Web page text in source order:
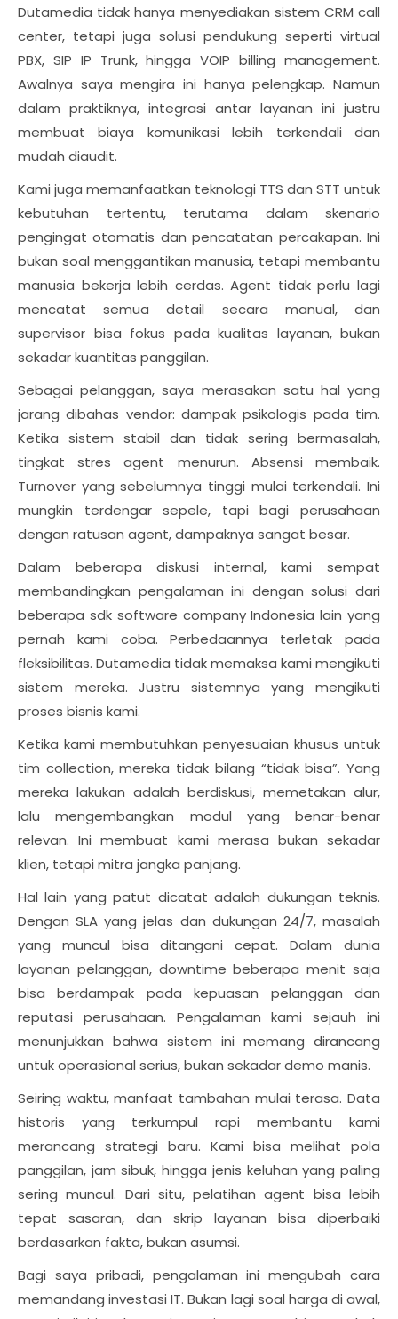
Dutamedia tidak hanya menyediakan sistem CRM call
center, tetapi juga solusi pendukung seperti virtual
PBX, SIP IP Trunk, hingga VOIP billing management.
Awalnya saya mengira ini hanya pelengkap. Namun
dalam praktiknya, integrasi antar layanan ini justru
membuat biaya komunikasi lebih terkendali dan
mudah diaudit.
Kami juga memanfaatkan teknologi TTS dan STT untuk
kebutuhan tertentu, terutama dalam skenario
pengingat otomatis dan pencatatan percakapan. Ini
bukan soal menggantikan manusia, tetapi membantu
manusia bekerja lebih cerdas. Agent tidak perlu lagi
mencatat semua detail secara manual, dan
supervisor bisa fokus pada kualitas layanan, bukan
sekadar kuantitas panggilan.
Sebagai pelanggan, saya merasakan satu hal yang
jarang dibahas vendor: dampak psikologis pada tim.
Ketika sistem stabil dan tidak sering bermasalah,
tingkat stres agent menurun. Absensi membaik.
Turnover yang sebelumnya tinggi mulai terkendali. Ini
mungkin terdengar sepele, tapi bagi perusahaan
dengan ratusan agent, dampaknya sangat besar.
Dalam beberapa diskusi internal, kami sempat
membandingkan pengalaman ini dengan solusi dari
beberapa sdk software company Indonesia lain yang
pernah kami coba. Perbedaannya terletak pada
fleksibilitas. Dutamedia tidak memaksa kami mengikuti
sistem mereka. Justru sistemnya yang mengikuti
proses bisnis kami.
Ketika kami membutuhkan penyesuaian khusus untuk
tim collection, mereka tidak bilang “tidak bisa”. Yang
mereka lakukan adalah berdiskusi, memetakan alur,
lalu mengembangkan modul yang benar-benar
relevan. Ini membuat kami merasa bukan sekadar
klien, tetapi mitra jangka panjang.
Hal lain yang patut dicatat adalah dukungan teknis.
Dengan SLA yang jelas dan dukungan 24/7, masalah
yang muncul bisa ditangani cepat. Dalam dunia
layanan pelanggan, downtime beberapa menit saja
bisa berdampak pada kepuasan pelanggan dan
reputasi perusahaan. Pengalaman kami sejauh ini
menunjukkan bahwa sistem ini memang dirancang
untuk operasional serius, bukan sekadar demo manis.
Seiring waktu, manfaat tambahan mulai terasa. Data
historis yang terkumpul rapi membantu kami
merancang strategi baru. Kami bisa melihat pola
panggilan, jam sibuk, hingga jenis keluhan yang paling
sering muncul. Dari situ, pelatihan agent bisa lebih
tepat sasaran, dan skrip layanan bisa diperbaiki
berdasarkan fakta, bukan asumsi.
Bagi saya pribadi, pengalaman ini mengubah cara
memandang investasi IT. Bukan lagi soal harga di awal,